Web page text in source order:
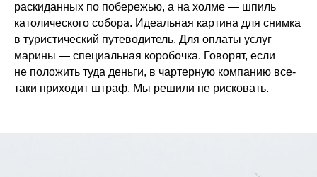
раскиданных по побережью, а на холме — шпиль
католического собора. Идеальная картина для снимка
в туристический путеводитель. Для оплаты услуг
марины — специальная коробочка. Говорят, если
не положить туда деньги, в чартерную компанию все-
таки приходит штраф. Мы решили не рисковать.